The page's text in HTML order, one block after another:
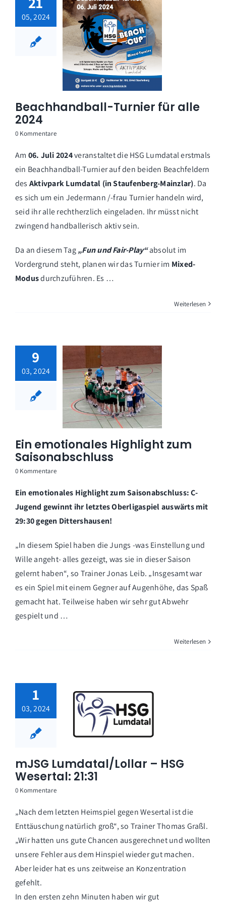
05, 2024
Beachhandball-Turnier für alle
2024
0 Kommentare
Am 06. Juli 2024veranstaltet die HSG Lumdatal erstmals
ein Beachhandball-Turnier auf den beiden Beachfeldern
des Aktivpark Lumdatal (in Staufenberg-Mainzlar). Da
es sich um ein Jedermann /-frau Turnier handeln wird,
seid ihr alle rechtherzlich eingeladen. Ihr müsst nicht
zwingend handballerisch aktiv sein.
Da an diesem Tag„Fun und Fair-Play“absolut im
Vordergrund steht, planen wir das Turnier im Mixed-
Modusdurchzuführen. Es …
Weiterlesen
9
03, 2024
Ein emotionales Highlight zum
Saisonabschluss
0 Kommentare
Ein emotionales Highlight zum Saisonabschluss: C-
Jugend gewinnt ihr letztes Oberligaspiel auswärts mit
29:30 gegen Dittershausen!
„In diesem Spiel haben die Jungs -was Einstellung und
Wille angeht- alles gezeigt, was sie in dieser Saison
gelernt haben“, so Trainer Jonas Leib. „Insgesamt war
es ein Spiel mit einem Gegner auf Augenhöhe, das Spaß
gemacht hat. Teilweise haben wir sehr gut Abwehr
gespielt und …
Weiterlesen
1
03, 2024
mJSG Lumdatal/Lollar – HSG
Wesertal: 21:31
0 Kommentare
„Nach dem letzten Heimspiel gegen Wesertal ist die
Enttäuschung natürlich groß“, so Trainer Thomas Graßl.
„Wir hatten uns gute Chancen ausgerechnet und wollten
unsere Fehler aus dem Hinspiel wieder gut machen.
Aber leider hat es uns zeitweise an Konzentration
gefehlt.
In den ersten zehn Minuten haben wir gut